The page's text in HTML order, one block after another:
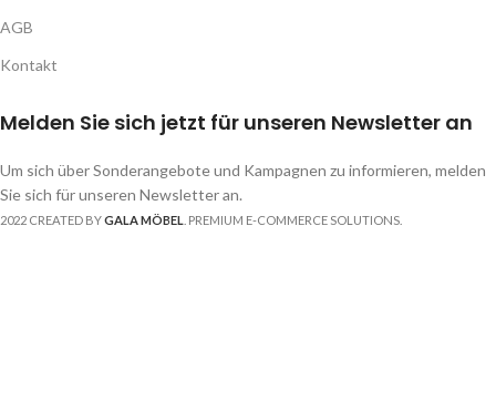
AGB
Kontakt
Melden Sie sich jetzt für unseren Newsletter an
Um sich über Sonderangebote und Kampagnen zu informieren, melden
Sie sich für unseren Newsletter an.
2022 CREATED BYGALA MÖBEL . PREMIUM E-COMMERCE SOLUTIONS.